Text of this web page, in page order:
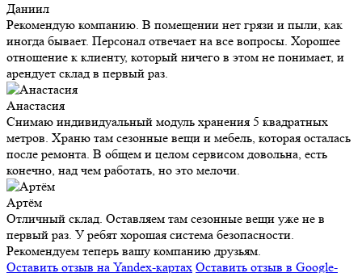
Даниил
Рекомендую компанию. В помещении нет грязи и пыли, как
иногда бывает. Персонал отвечает на все вопросы. Хорошее
отношение к клиенту, который ничего в этом не понимает, и
арендует склад в первый раз.
Анастасия
Снимаю индивидуальный модуль хранения 5 квадратных
метров. Храню там сезонные вещи и мебель, которая осталась
после ремонта. В общем и целом сервисом довольна, есть
конечно, над чем работать, но это мелочи.
Артём
Отличный склад. Оставляем там сезонные вещи уже не в
первый раз. У ребят хорошая система безопасности.
Рекомендуем теперь вашу компанию друзьям.
Оставить отзыв на Yandex-картах Оставить отзыв в Google-